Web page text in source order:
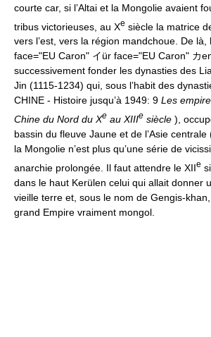
courte car, si l’Altai et la Mongolie avaient
tribus victorieuses, au Xe siècle la matrice
vers l’est, vers la région mandchoue. De là,
face="EU Caron" イür face="EU Caron" カ
successivement fonder les dynasties des
Jin (1115-1234) qui, sous l’habit des
CHINE - Histoire jusqu’à 1949: 9 Les
Chine du Nord du Xe au XIIIe siècle ),
bassin du fleuve Jaune et de l’Asie centrale
la Mongolie n’est plus qu’une série de
anarchie prolongée. Il faut attendre le XIIe
dans le haut Kerülen celui qui allait donner
vieille terre et, sous le nom de Gengis-
grand Empire vraiment mongol.